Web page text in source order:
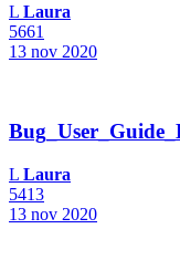
L Laura
5661
13 nov 2020
L Laura
5413
13 nov 2020